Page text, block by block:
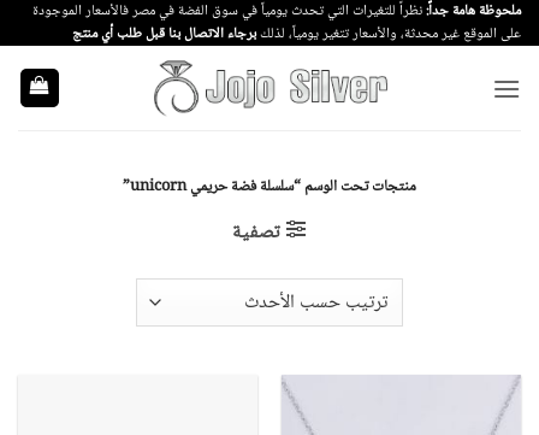
تخطي
للمحتوى
ملحوظة هامة جداً:نظراً للتغيرات التي تحدث يومياً في سوق الفضة في مصر فالأسعار الموجودة
على الموقع غير محدثة، والأسعار تتغير يومياً، لذلكبرجاء الاتصال بنا قبل طلب أي منتج
منتجات تحت الوسم “سلسلة فضة حريمي unicorn”
تصفية